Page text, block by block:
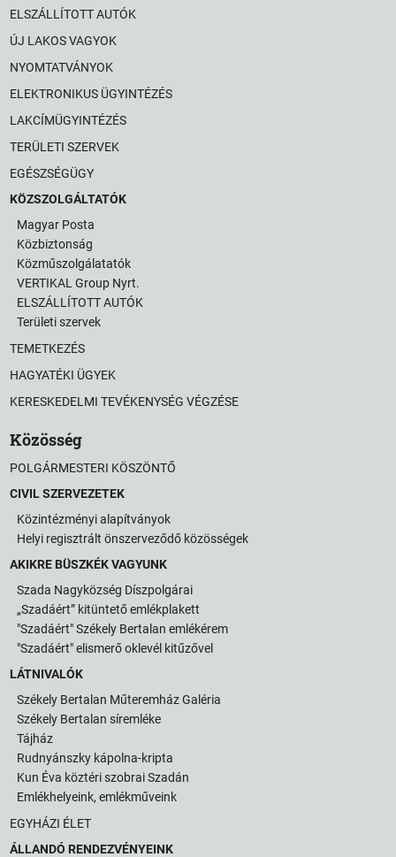
ELSZÁLLÍTOTT AUTÓK
ÚJ LAKOS VAGYOK
NYOMTATVÁNYOK
ELEKTRONIKUS ÜGYINTÉZÉS
LAKCÍMÜGYINTÉZÉS
TERÜLETI SZERVEK
EGÉSZSÉGÜGY
KÖZSZOLGÁLTATÓK
Magyar Posta
Közbiztonság
Közműszolgálatatók
VERTIKAL Group Nyrt.
ELSZÁLLÍTOTT AUTÓK
Területi szervek
TEMETKEZÉS
HAGYATÉKI ÜGYEK
KERESKEDELMI TEVÉKENYSÉG VÉGZÉSE
Közösség
POLGÁRMESTERI KÖSZÖNTŐ
CIVIL SZERVEZETEK
Közintézményi alapítványok
Helyi regisztrált önszerveződő közösségek
AKIKRE BÜSZKÉK VAGYUNK
Szada Nagyközség Díszpolgárai
„Szadáért” kitüntető emlékplakett
"Szadáért" Székely Bertalan emlékérem
"Szadáért" elismerő oklevél kitűzővel
LÁTNIVALÓK
Székely Bertalan Műteremház Galéria
Székely Bertalan síremléke
Tájház
Rudnyánszky kápolna-kripta
Kun Éva köztéri szobrai Szadán
Emlékhelyeink, emlékműveink
EGYHÁZI ÉLET
ÁLLANDÓ RENDEZVÉNYEINK